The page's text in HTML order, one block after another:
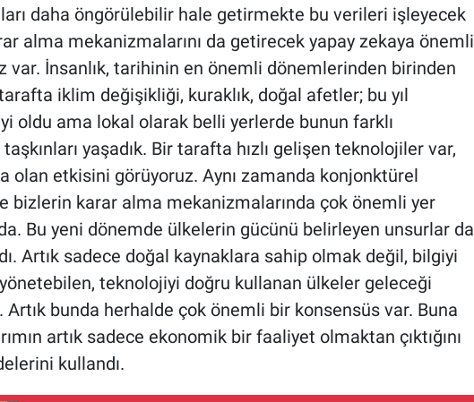
daha öngörülebilir hale getirmekte bu verileri işleyecek
alma mekanizmalarını da getirecek yapay zekaya önemli
var. İnsanlık, tarihinin en önemli dönemlerinden birinden
iklim değişikliği, kuraklık, doğal afetler; bu yıl
iyi oldu ama lokal olarak belli yerlerde bunun farklı
yaşadık. Bir tarafta hızlı gelişen teknolojiler var,
olan etkisini görüyoruz. Aynı zamanda konjonktürel
bizlerin karar alma mekanizmalarında çok önemli yer
Bu yeni dönemde ülkelerin gücünü belirleyen unsurlar da
Artık sadece doğal kaynaklara sahip olmak değil, bilgiyi
teknolojiyi doğru kullanan ülkeler geleceği
bunda herhalde çok önemli bir konsensüs var. Buna
artık sadece ekonomik bir faaliyet olmaktan çıktığını
kullandı.